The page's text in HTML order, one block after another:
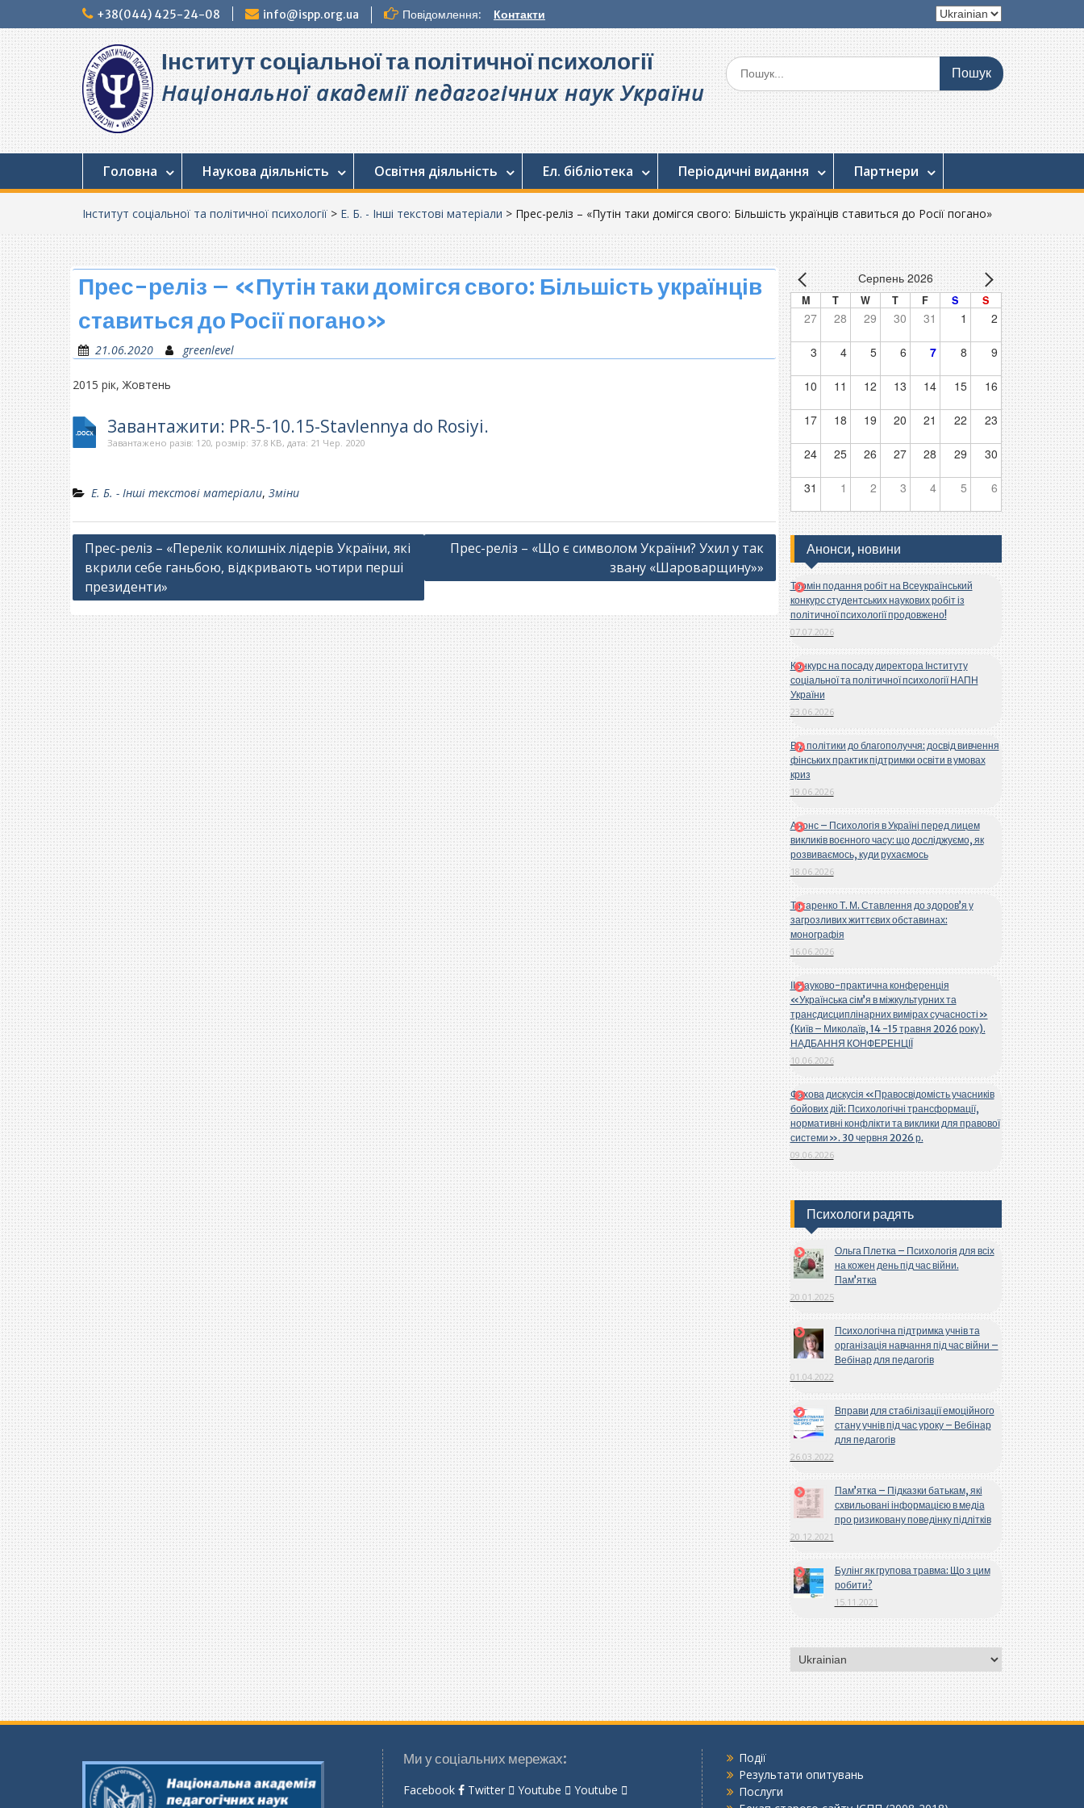
до
+38(044) 425-24-08 info@ispp.org.ua Повідомлення: Контакти
Вибрати
мову
Інститут соціальної та політичної психології
Національної академії педагогічних наук України
Шукати:
Головна Наукова діяльність Освітня діяльність Ел. бібліотека Періодичні видання Партнери
Інститут соціальної та політичної психології > Е. Б. - Інші текстові матеріали > Прес-реліз – «Путін таки домігся свого: Більшість українців ставиться до Росії погано»
Прес-реліз – «Путін таки домігся свого: Більшість українців
ставиться до Росії погано»
21.06.2020 greenlevel
2015 рік, Жовтень
Завантажити: PR-5-10.15-Stavlennya do Rosiyi.
Завантажено разів: 120, розмір: 37.8 KB, дата: 21 Чер. 2020
Е. Б. - Інші текстові матеріали, Зміни
Навігація
записів
Прес-реліз – «Перелік колишніх лідерів України, які
вкрили себе ганьбою, відкривають чотири перші
президенти»
Прес-реліз – «Що є символом України? Ухил у так
звану «Шароварщину»»
Серпень 2026
M T W T F S S
27 28 29 30 31 1 2
3 4 5 6 7 8 9
10 11 12 13 14 15 16
17 18 19 20 21 22 23
24 25 26 27 28 29 30
31 1 2 3 4 5 6
Анонси, новини
Термін подання робіт на Всеукраїнський
конкурс студентських наукових робіт із
політичної психології продовжено!
07.07.2026
Конкурс на посаду директора Інституту
соціальної та політичної психології НАПН
України
23.06.2026
Від політики до благополуччя: досвід вивчення
фінських практик підтримки освіти в умовах
криз
19.06.2026
Анонс – Психологія в Україні перед лицем
викликів воєнного часу: що досліджуємо, як
розвиваємось, куди рухаємось
18.06.2026
Титаренко Т. М. Ставлення до здоров’я у
загрозливих життєвих обставинах:
монографія
16.06.2026
ІІ Науково-практична конференція
«Українська сім’я в міжкультурних та
трансдисциплінарних вимірах сучасності»
(Київ – Миколаїв, 14 -15 травня 2026 року).
НАДБАННЯ КОНФЕРЕНЦІЇ
10.06.2026
Фахова дискусія «Правосвідомість учасників
бойових дій: Психологічні трансформації,
нормативні конфлікти та виклики для правової
системи». 30 червня 2026 р.
09.06.2026
Психологи радять
Ольга Плетка – Психологія для всіх
на кожен день під час війни.
Пам’ятка
20.01.2025
Психологічна підтримка учнів та
організація навчання під час війни –
Вебінар для педагогів
01.04.2022
Вправи для стабілізації емоційного
стану учнів під час уроку – Вебінар
для педагогів
26.03.2022
Пам’ятка – Підказки батькам, які
схвильовані інформацією в медіа
про ризиковану поведінку підлітків
20.12.2021
Булінг як групова травма: Що з цим
робити?
15.11.2021
Вибрати
мову
Ми у соціальних мережах:
Facebook Twitter Youtube Youtube
Події
Результати опитувань
Послуги